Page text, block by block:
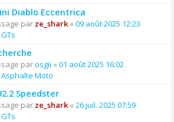
Diablo Eccentrica
par ze_shark« 09 août 2025 12:23
GTs
parosgii « 01 août 2025 16:02
Asphalte Moto
Speedster
par ze_shark« 26 juil. 2025 07:59
GTs